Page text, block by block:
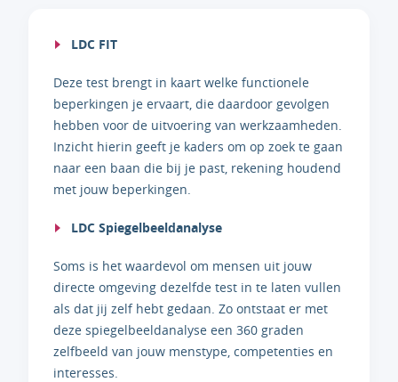
LDC FIT
Deze test brengt in kaart welke functionele
beperkingen je ervaart, die daardoor gevolgen
hebben voor de uitvoering van werkzaamheden.
Inzicht hierin geeft je kaders om op zoek te gaan
naar een baan die bij je past, rekening houdend
met jouw beperkingen.
LDC Spiegelbeeldanalyse
Soms is het waardevol om mensen uit jouw
directe omgeving dezelfde test in te laten vullen
als dat jij zelf hebt gedaan. Zo ontstaat er met
deze spiegelbeeldanalyse een 360 graden
zelfbeeld van jouw menstype, competenties en
interesses.